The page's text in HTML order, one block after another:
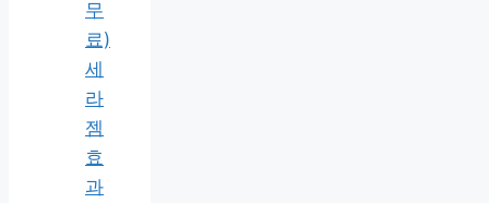
무
료)
세
라
젬
효
과